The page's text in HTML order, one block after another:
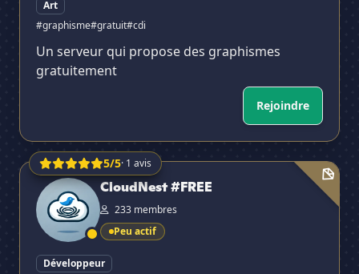
Art
#graphisme#gratuit#cdi
Un serveur qui propose des graphismes
gratuitement
Rejoindre
5/5· 1 avis
CloudNest #FREE
CloudNest #FREE
233 membres
Peu actif
Développeur
✕